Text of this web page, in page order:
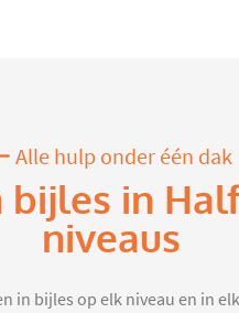
Alle hulp onder één dak
in
niveaus
in bijles op elk niveau en in